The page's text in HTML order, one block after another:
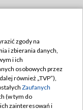
zgody na
i zbierania danych,
i ich
osobowych przez
również „TVP”),
Zaufanych
(w tym do
zainteresowań i